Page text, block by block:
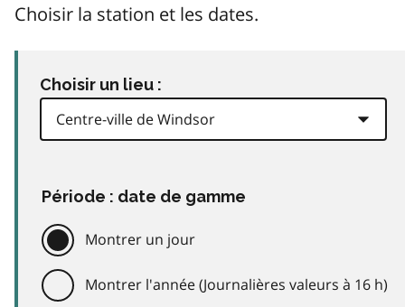
Choisir la station et les dates.
Choisir un lieu :
Période : date de gamme
Montrer un jour
Montrer l'année (Journalières valeurs à 16 h)